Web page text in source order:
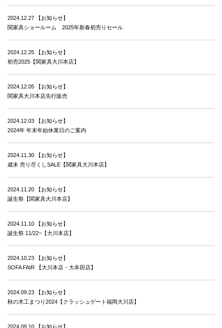
2024.12.27
【お知らせ】
関家具ショールーム 2025年新春初売りセール
2024.12.25
【お知らせ】
初売2025【関家具大川本店】
2024.12.05
【お知らせ】
関家具大川本店先行販売
2024.12.03
【お知らせ】
2024年 年末年始休業日のご案内
2024.11.30
【お知らせ】
歳末 売り尽くしSALE【関家具大川本店】
2024.11.20
【お知らせ】
誕生祭【関家具大川本店】
2024.11.10
【お知らせ】
誕生祭 11/22~【大川本店】
2024.10.23
【お知らせ】
SOFA FAIR 【大川本店・大牟田店】
2024.09.23
【お知らせ】
秋の木工まつり2024【クラッシュゲート福岡大川店】
2024.09.10 【お知らせ】